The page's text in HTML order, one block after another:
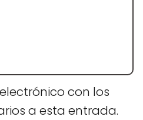
con los
a esta entrada.